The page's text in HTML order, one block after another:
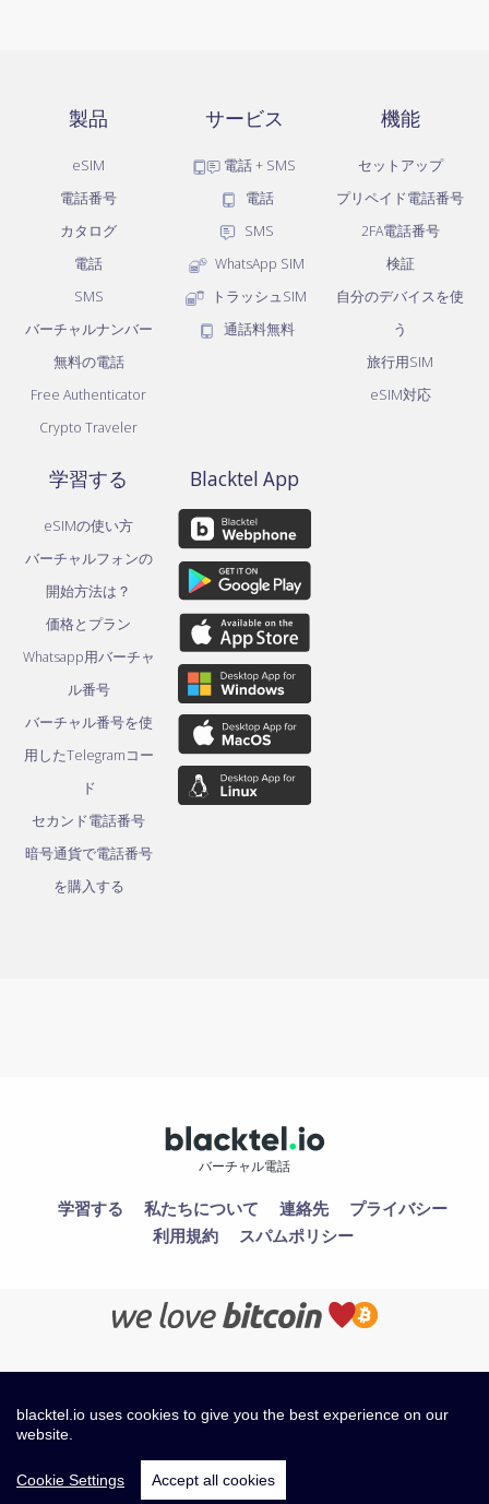
製品
eSIM
電話番号
カタログ
電話
SMS
バーチャルナンバー
無料の電話
Free Authenticator
Crypto Traveler
サービス
電話 + SMS
電話
SMS
WhatsApp SIM
トラッシュSIM
通話料無料
機能
セットアップ
プリペイド電話番号
2FA電話番号
検証
自分のデバイスを使
う
旅行用SIM
eSIM対応
学習する
eSIMの使い方
バーチャルフォンの
開始方法は？
価格とプラン
Whatsapp用バーチャ
ル番号
バーチャル番号を使
用したTelegramコー
ド
セカンド電話番号
暗号通貨で電話番号
を購入する
Blacktel App
バーチャル電話
学習する 私たちについて 連絡先
プライバシー
利用規約
スパムポリシー
blacktel.io uses cookies to give you the best experience on our
website.
Cookie Settings Accept all cookies